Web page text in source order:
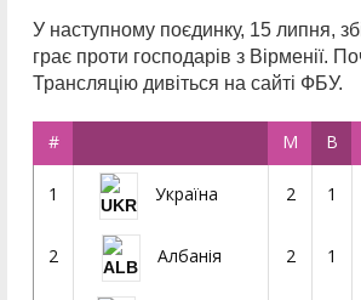
У наступному поєдинку, 15 липня,
грає проти господарів з Вірменії.
Трансляцію дивіться на сайті ФБУ.
# М В
1 Україна 2 1
2 Албанія 2 1